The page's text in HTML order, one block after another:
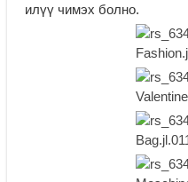
илүү чимэх болно.